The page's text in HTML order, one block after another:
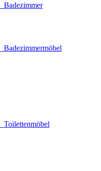
Badezimmer
Badezimmermöbel
Toilettenmöbel